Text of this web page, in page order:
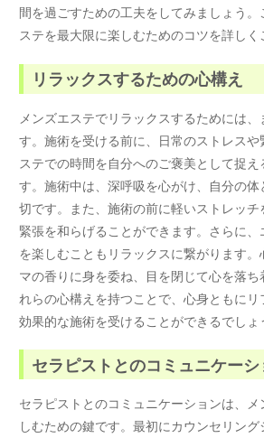
間を過ごすための工夫をしてみましょう
ステを最大限に楽しむためのコツを詳しく
リラックスするための心構え
メンズエステでリラックスするためには
す。施術を受ける前に、日常のストレス
ステでの時間を自分へのご褒美として捉
す。施術中は、深呼吸を心がけ、自分の
切です。また、施術の前に軽いストレッ
緊張を和らげることができます。さらに
を楽しむこともリラックスに繋がります
マの香りに身を委ね、目を閉じて心を落ち
れらの心構えを持つことで、心身ともにリ
効果的な施術を受けることができるでしょ
セラピストとのコミュニケー
セラピストとのコミュニケーションは、
しむための鍵です。最初にカウンセリン